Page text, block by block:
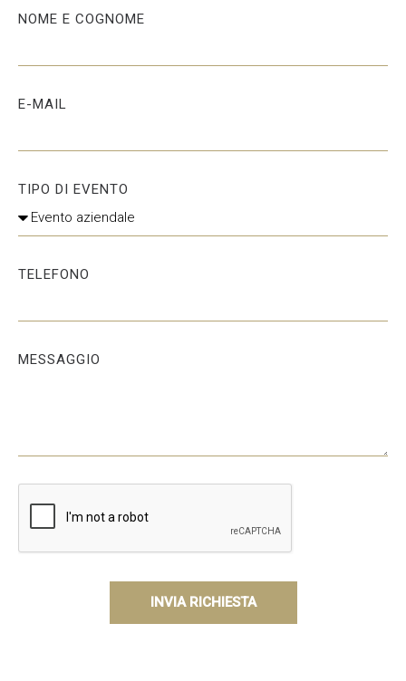
NOME E COGNOME
E-MAIL
TIPO DI EVENTO
TELEFONO
MESSAGGIO
INVIA RICHIESTA